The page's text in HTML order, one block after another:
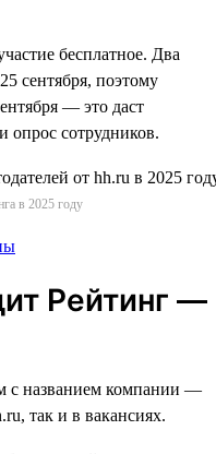
бесплатное. Два
сентября, поэтому
— это даст
опрос сотрудников.
в 2025 году
Рейтинг —
с названием компании —
так и в вакансиях.